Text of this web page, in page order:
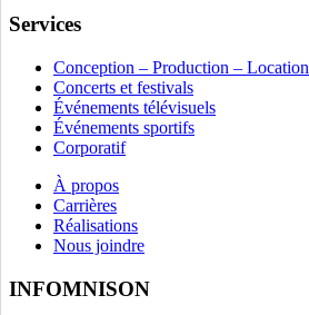
Services
Conception – Production – Location
Concerts et festivals
Événements télévisuels
Événements sportifs
Corporatif
À propos
Carrières
Réalisations
Nous joindre
INFOMNISON